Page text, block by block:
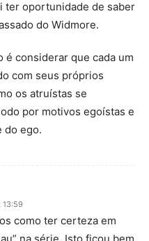
ter oportunidade de saber
do Widmore.
é considerar que cada um
com seus próprios
os atruístas se
por motivos egoístas e
do ego.
13:59
como ter certeza em